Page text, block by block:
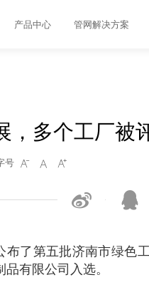
产品中心 管网解决方案
，多个工厂被
号   
 
布了第五批济南市绿色
有限公司入选。